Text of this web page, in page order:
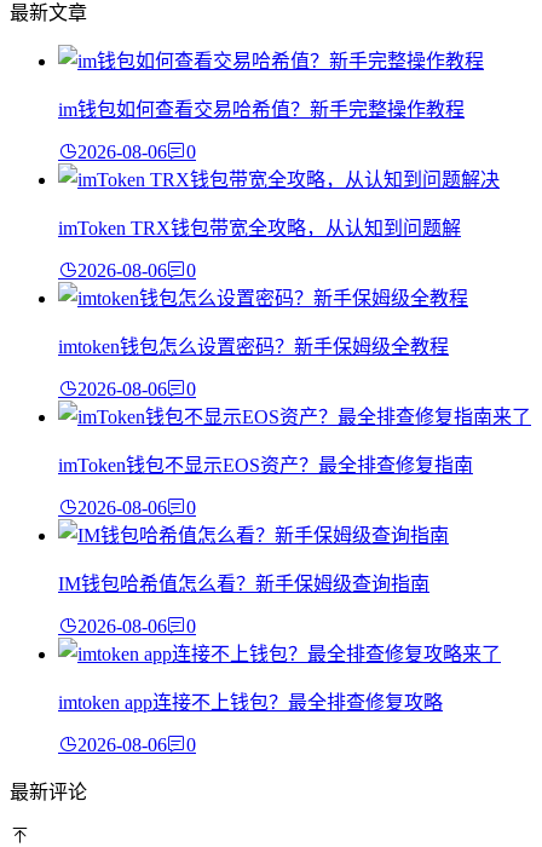
最新文章
im钱包如何查看交易哈希值？新手完整操作教程
2026-08-06 0
imToken TRX钱包带宽全攻略，从认知到问题解
2026-08-06 0
imtoken钱包怎么设置密码？新手保姆级全教程
2026-08-06 0
imToken钱包不显示EOS资产？最全排查修复指南
2026-08-06 0
IM钱包哈希值怎么看？新手保姆级查询指南
2026-08-06 0
imtoken app连接不上钱包？最全排查修复攻略
2026-08-06 0
最新评论